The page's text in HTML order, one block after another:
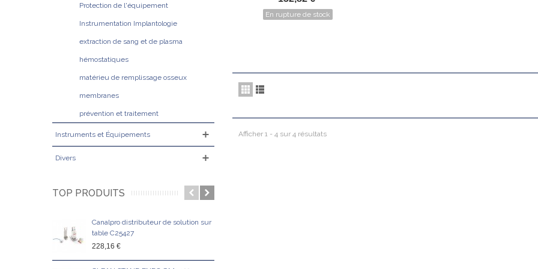
Protection de l'équipement
Instrumentation Implantologie
extraction de sang et de plasma
hémostatiques
matérieu de remplissage osseux
membranes
prévention et traitement
Instruments et Équipements
Divers
TOP PRODUITS
Canalpro distributeur de solution sur
table C25427
228,16 €
En rupture de stock
Afficher 1 - 4 sur 4 résultats